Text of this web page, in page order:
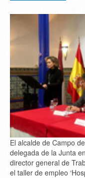
El alcalde de Campo
delegada de la Junta
director general de
el taller de empleo